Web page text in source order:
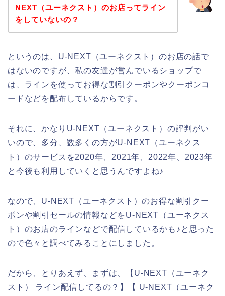
NEXT（ユーネクスト）のお店ってライン
をしていないの？
というのは、U-NEXT（ユーネクスト）のお店の話で
はないのですが、私の友達が営んでいるショップで
は、ラインを使ってお得な割引クーポンやクーポンコ
ードなどを配布しているからです。
それに、かなりU-NEXT（ユーネクスト）の評判がい
いので、多分、数多くの方がU-NEXT（ユーネクス
ト）のサービスを2020年、2021年、2022年、2023年
と今後も利用していくと思うんですよね♪
なので、U-NEXT（ユーネクスト）のお得な割引クー
ポンや割引セールの情報などをU-NEXT（ユーネクス
ト）のお店のラインなどで配信しているかも♪と思った
ので色々と調べてみることにしました。
だから、とりあえず、まずは、【U-NEXT（ユーネク
スト） ライン配信してるの？】【 U-NEXT（ユーネク